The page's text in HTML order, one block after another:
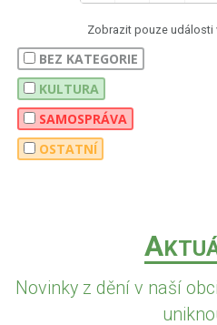
Zobrazit pouze události
BEZ KATEGORIE
KULTURA
SAMOSPRÁVA
OSTATNÍ
A
Novinky z dění v naší